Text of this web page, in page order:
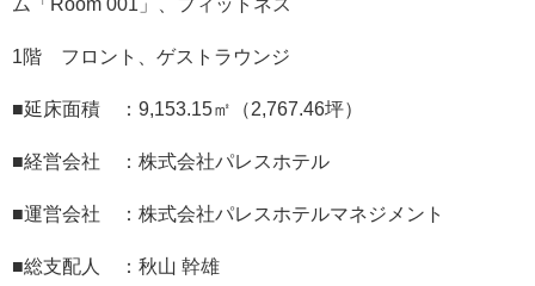
ム「Room 001」、フィットネス
1階 フロント、ゲストラウンジ
■延床面積 ：9,153.15㎡（2,767.46坪）
■経営会社 ：株式会社パレスホテル
■運営会社 ：株式会社パレスホテルマネジメント
■総支配人 ：秋山 幹雄